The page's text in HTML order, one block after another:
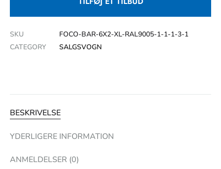
SKU
FOCO-BAR-6X2-XL-RAL9005-1-1-1-3-1
CATEGORY
SALGSVOGN
BESKRIVELSE
YDERLIGERE INFORMATION
ANMELDELSER (0)